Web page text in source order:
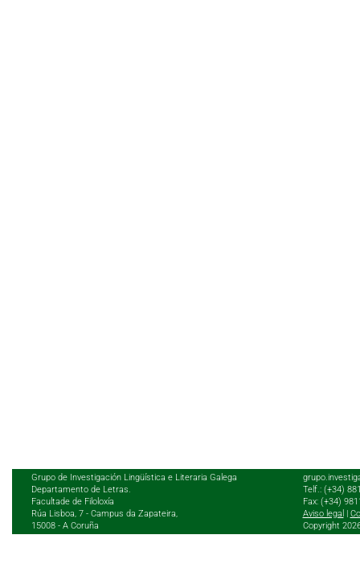
Grupo de Investigación Lingüística e Literaria Galega
Departamento de Letras.
Facultade de Filoloxía
Rúa Lisboa, 7 - Campus da Zapateira,
15008 - A Coruña
Telf.: (+34)
Fax: (+34)
Aviso legal
Copyright